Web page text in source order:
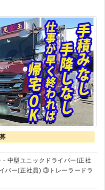
中型ユニックドライバー(正社
バー(正社員) ③トレーラードラ